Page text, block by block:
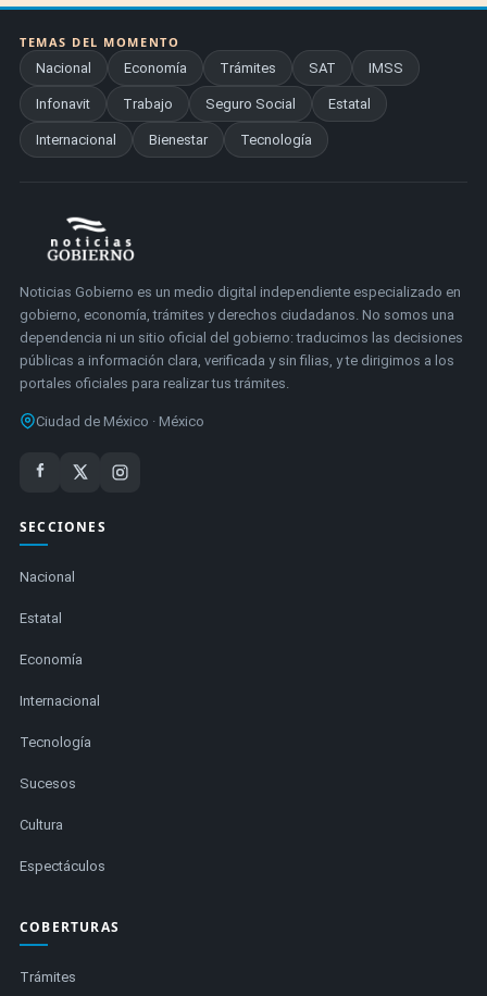
TEMAS DEL MOMENTO
Nacional
Economía Trámites SAT IMSS
Infonavit Trabajo Seguro Social Estatal
Internacional Bienestar Tecnología
Noticias Gobierno es un medio digital independiente especializado en
gobierno, economía, trámites y derechos ciudadanos. No somos una
dependencia ni un sitio oficial del gobierno: traducimos las decisiones
públicas a información clara, verificada y sin filias, y te dirigimos a los
portales oficiales para realizar tus trámites.
Ciudad de México · México
SECCIONES
Nacional
Estatal
Economía
Internacional
Tecnología
Sucesos
Cultura
Espectáculos
COBERTURAS
Trámites